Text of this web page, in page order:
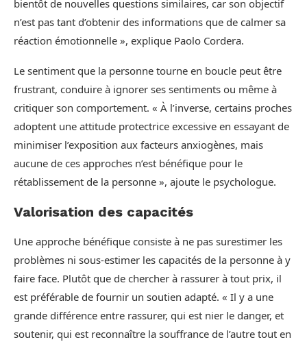
bientôt de nouvelles questions similaires, car son objectif
n’est pas tant d’obtenir des informations que de calmer sa
réaction émotionnelle », explique Paolo Cordera.
Le sentiment que la personne tourne en boucle peut être
frustrant, conduire à ignorer ses sentiments ou même à
critiquer son comportement. « À l’inverse, certains proches
adoptent une attitude protectrice excessive en essayant de
minimiser l’exposition aux facteurs anxiogènes, mais
aucune de ces approches n’est bénéfique pour le
rétablissement de la personne », ajoute le psychologue.
Valorisation des capacités
Une approche bénéfique consiste à ne pas surestimer les
problèmes ni sous-estimer les capacités de la personne à y
faire face. Plutôt que de chercher à rassurer à tout prix, il
est préférable de fournir un soutien adapté. « Il y a une
grande différence entre rassurer, qui est nier le danger, et
soutenir, qui est reconnaître la souffrance de l’autre tout en